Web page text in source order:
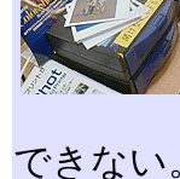
できない